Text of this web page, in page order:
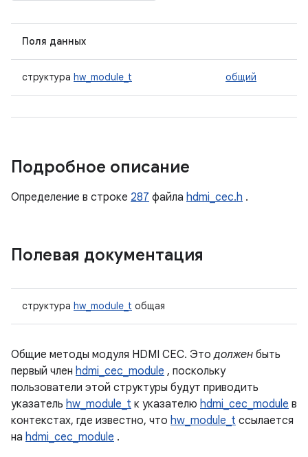
Поля данных
структура hw_module_t общий
Подробное описание
Определение в строке 287 файла hdmi_cec.h .
Полевая документация
структура hw_module_t общая
Общие методы модуля HDMI CEC. Этодолжен быть
первый член hdmi_cec_module , поскольку
пользователи этой структуры будут приводить
указатель hw_module_t к указателю hdmi_cec_module в
контекстах, где известно, что hw_module_t ссылается
на hdmi_cec_module .